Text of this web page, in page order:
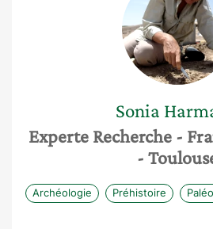
Sonia
Experte Recherche -
-
Archéologie Préhistoire